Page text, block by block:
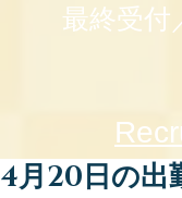
最終受付
4月20日の出